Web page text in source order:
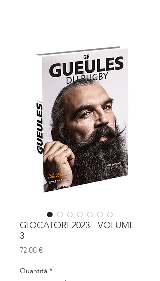
GIOCATORI 2023 - VOLUME
3
72,00 €
Quantità *